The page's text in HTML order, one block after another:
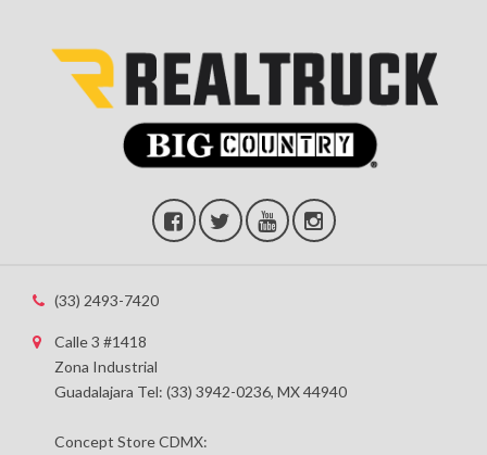
(33) 2493-7420
Calle 3 #1418
Zona Industrial
Guadalajara Tel: (33) 3942-0236, MX 44940
Concept Store CDMX: